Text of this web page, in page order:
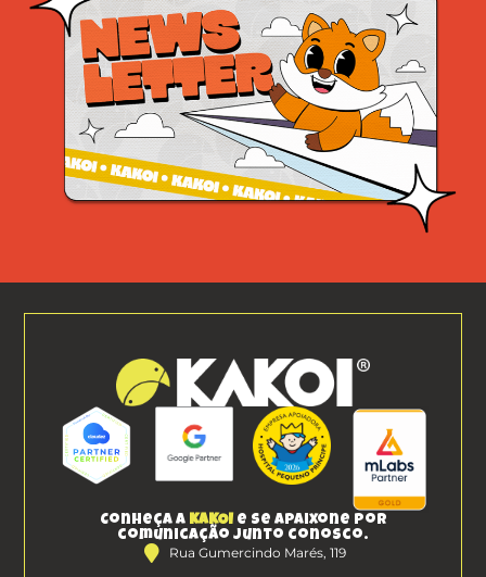
Conheça a KAKOI e se apaixone por
comunicação junto conosco.
Rua Gumercindo Marés, 119